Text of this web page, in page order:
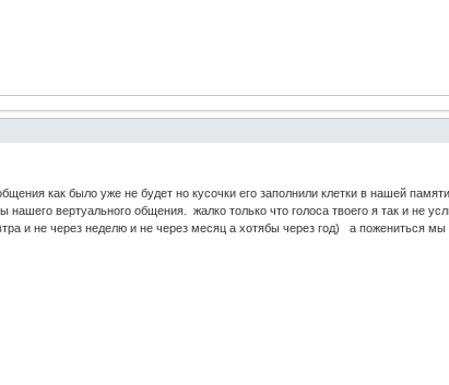
как было уже не будет но кусочки его заполнили клетки в нашей
нашего вертуального общения. жалко только что голоса твоего я так и не
и не через неделю и не через месяц а хотябы через год) а пожениться